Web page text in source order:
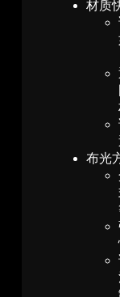
材质
布光